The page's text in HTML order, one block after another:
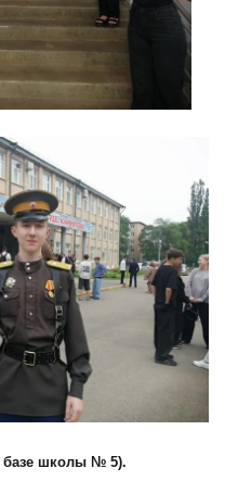
базе школы № 5).